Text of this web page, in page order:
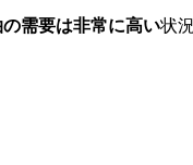
の需要は非常に高い状